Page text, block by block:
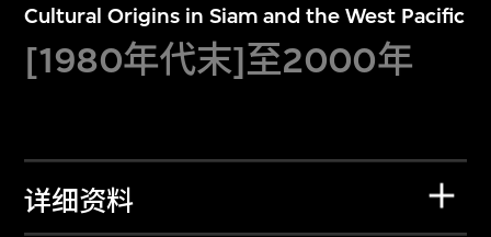
Cultural Origins in Siam and the West Pacific
[1980年代末]至2000年
详细资料